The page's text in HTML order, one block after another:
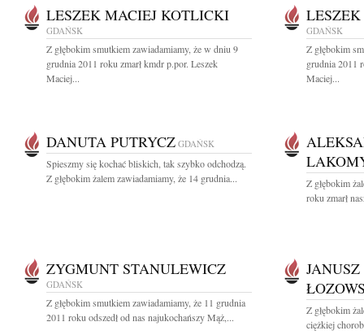
LESZEK MACIEJ KOTLICKI
GDAŃSK
Z głębokim smutkiem zawiadamiamy, że w dniu 9
grudnia 2011 roku zmarł kmdr p.por. Leszek
Maciej...
GDAŃSK
Z głębokim
grudnia 2011
Maciej...
DANUTA PUTRYCZ GDAŃSK
Spieszmy się kochać bliskich, tak szybko odchodzą.
Z głębokim żalem zawiadamiamy, że 14 grudnia...
Z głębokim
roku zmarł
ZYGMUNT STANULEWICZ
GDAŃSK
Z głębokim smutkiem zawiadamiamy, że 11 grudnia
2011 roku odszedł od nas najukochańszy Mąż,...
Z głębokim
ciężkiej